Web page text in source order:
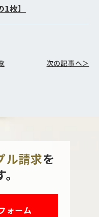
枚】
次の記事へ＞
ル請求を
ォーム